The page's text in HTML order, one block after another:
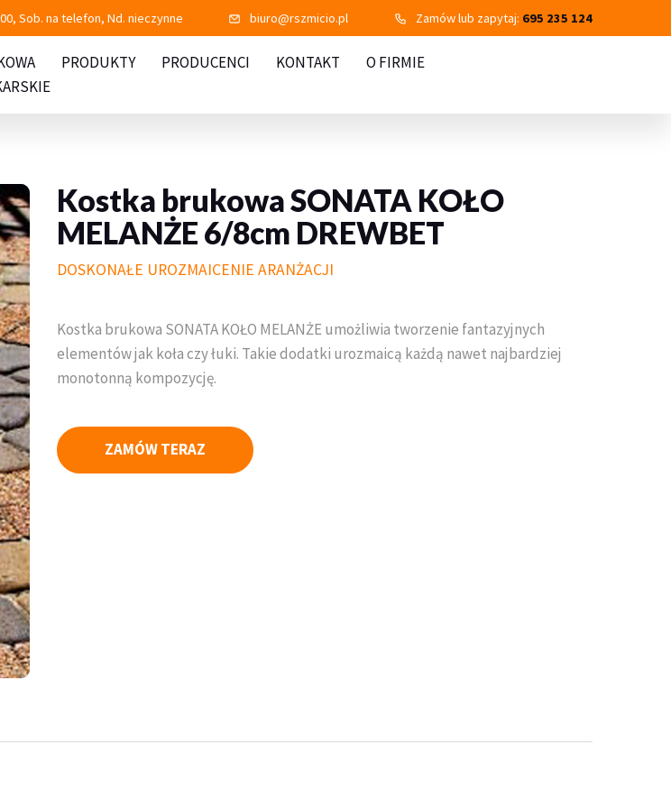
Sob. na telefon, Nd. nieczynne biuro@rszmicio.pl Zamów lub zapytaj: 695 235 124
PRODUKTY PRODUCENCI KONTAKT
O FIRMIE
Kostka brukowa SONATA KOŁO
MELANŻE 6/8cm DREWBET
DOSKONAŁE UROZMAICENIE ARANŻACJI
Kostka brukowa SONATA KOŁO MELANŻE umożliwia tworzenie fantazyjnych
elementów jak koła czy łuki. Takie dodatki urozmaicą każdą nawet najbardziej
monotonną kompozycję.
ZAMÓW TERAZ